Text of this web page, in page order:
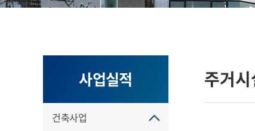
사업실적
건축사업
주거시